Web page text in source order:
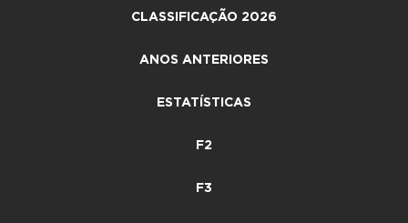
CLASSIFICAÇÃO 2026
ANOS ANTERIORES
ESTATÍSTICAS
F2
F3